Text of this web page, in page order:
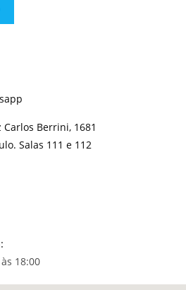
Berrini, 1681
Salas 111 e 112
18:00